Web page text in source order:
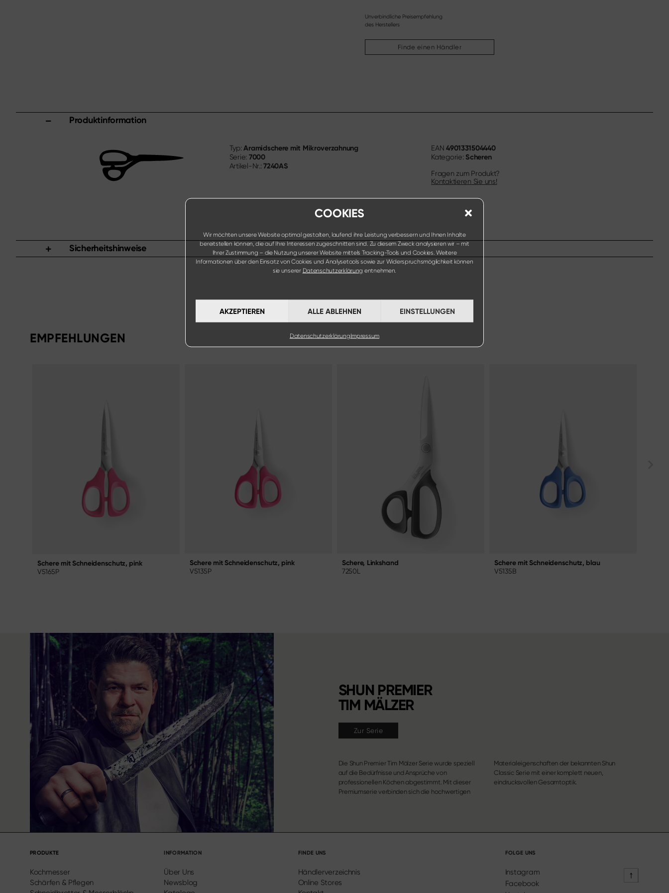
COOKIES
Wir möchten unsere Website optimal gestalten, laufend ihre Leistung verbessern und Ihnen Inhalte
bereitstellen können, die auf Ihre Interessen zugeschnitten sind. Zu diesem Zweck analysieren wir – mit
Ihrer Zustimmung – die Nutzung unserer Website mittels Tracking-Tools und Cookies. Weitere
Informationen über den Einsatz von Cookies und Analysetools sowie zur Widerspruchsmöglichkeit können
sie unserer Datenschutzerklärung entnehmen.
AKZEPTIEREN ALLE ABLEHNEN EINSTELLUNGEN
DatenschutzerklärungImpressum
Unverbindliche Preisempfehlung
des Herstellers
Finde einen Händler
Produktinformation
Typ:Aramidschere mit Mikroverzahnung
Serie: 7000
Artikel-Nr.:7240AS
EAN4901331504440
Kategorie: Scheren
Fragen zum Produkt?
Kontaktieren Sie uns!
Sicherheitshinweise
EMPFEHLUNGEN
Schere mit Schneidenschutz, pink
V5165P
Schere mit Schneidenschutz, pink
V5135P
Schere, Linkshand
7250L
Schere mit Schneidenschutz, blau
V5135B
SHUN PREMIER
TIM MÄLZER
Zur Serie
Die Shun Premier Tim Mälzer Serie wurde speziell
auf die Bedürfnisse und Ansprüche von
professionellen Köchen abgestimmt. Mit dieser
Premiumserie verbinden sich die hochwertigen
Materialeigenschaften der bekannten Shun
Classic Serie mit einer komplett neuen,
eindrucksvollen Gesamtoptik.
PRODUKTE
Kochmesser
Schärfen & Pflegen
INFORMATION
Über Uns
Newsblog
FINDE UNS
Händlerverzeichnis
Online Stores
FOLGE UNS
Instagram
Facebook